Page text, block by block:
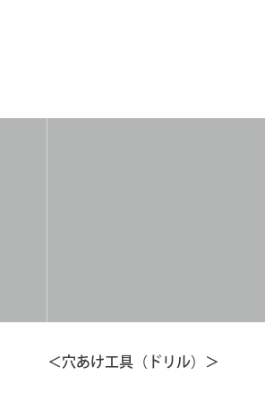
＜穴あけ工具（ドリル）＞